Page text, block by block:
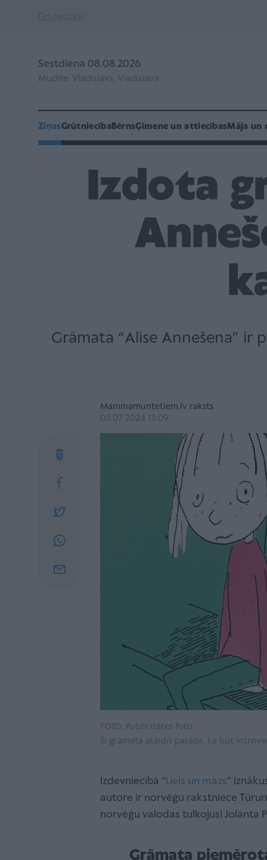
Sestdiena 08.08.2026
Mudīte, Vladislavs, Vladislava
ZiņasGrūtniecībaBērnsĢimene un attiecībasMāja un
Izdota
Grāmata “Alise Annešena”
Mammamuntetiem.lv raksts
03.07.2024 13:09
FOTO: Publicitātes foto
Šī grāmata skaidri parāda, ka būt
Izdevniecībā “Liels un mazs”
autore ir norvēģu rakstniece
norvēģu valodas tulkojusi Jolanta
Grāmata